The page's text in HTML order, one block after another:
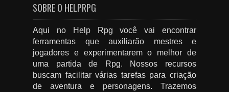
SOBRE O HELPRPG
Aqui no Help Rpg você vai encontrar
ferramentas que auxiliarão mestres e
jogadores e experimentarem o melhor de
uma partida de Rpg. Nossos recursos
buscam facilitar várias tarefas para criação
de aventura e personagens. Trazemos